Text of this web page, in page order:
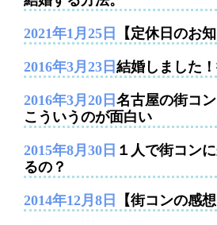
2021年1月25日 【定休日のお知
2016年3月23日 結婚しました
2016年3月20日 名古屋の街コ
こういうのが面白い
2015年8月30日 １人で街コン
るの？
2014年12月8日 【街コンの感